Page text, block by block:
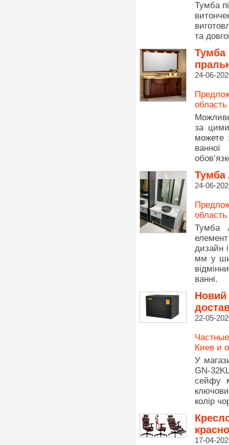
Тумба
та
Тумба
24-06-
область
за
можете
Тумба
24-06-
область
Тумба
дизайн
мм у
ванні.
Новий
22-05-
Киев и
У
GN-
сейфу
колір
17-04-